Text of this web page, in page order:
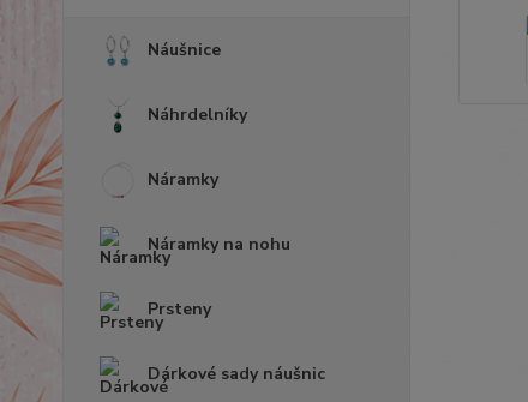
Náušnice
Náhrdelníky
Náramky
Náramky na nohu
Prsteny
Dárkové sady náušnic